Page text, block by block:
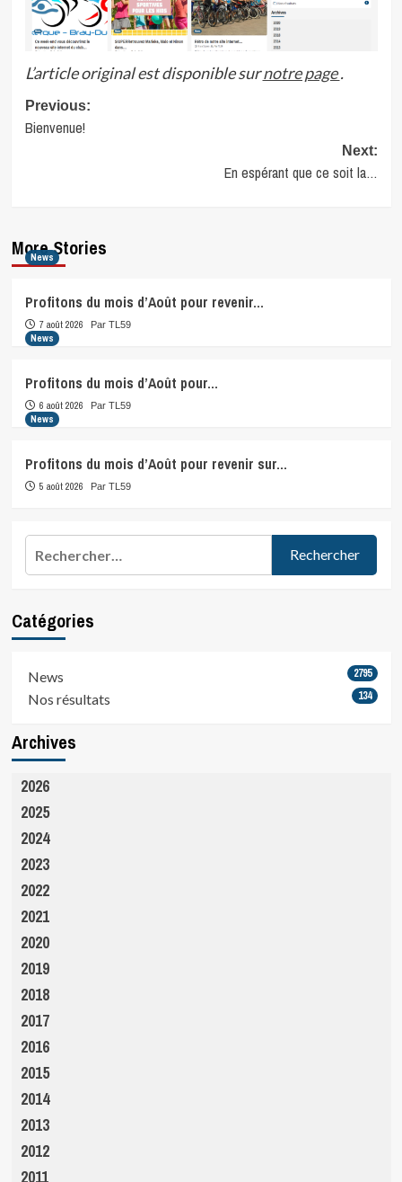
L’article original est disponible surnotre page.
Post
navigation
Previous:
Bienvenue!
Next:
En espérant que ce soit la…
More Stories
News
Profitons du mois d’Août pour revenir…
7 août 2026 Par TL59
News
Profitons du mois d’Août pour…
6 août 2026 Par TL59
News
Profitons du mois d’Août pour revenir sur…
5 août 2026 Par TL59
Catégories
News 2795
Nos résultats 134
Archives
2026
2025
2024
2023
2022
2021
2020
2019
2018
2017
2016
2015
2014
2013
2012
2011